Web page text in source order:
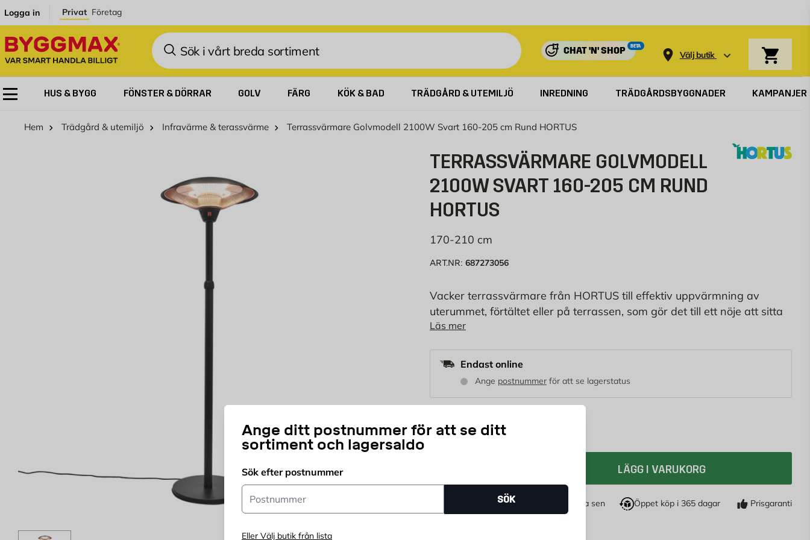
Logga in Privat Företag
Sök
CHAT 'N' SHOP
BETA
Välj butik
Ange ditt postnummer för att se ditt
sortiment och lagersaldo
Sök efter postnummer
Postnummer
SÖK
Eller Välj butik från lista
HUS & BYGG FÖNSTER & DÖRRAR GOLV FÄRG KÖK & BAD TRÄDGÅRD & UTEMILJÖ INREDNING TRÄDGÅRDSBYGGNADER KAMPANJER
Hem Trädgård & utemiljö Infravärme & terassvärme Terrassvärmare Golvmodell 2100W Svart 160-205 cm Rund HORTUS
TERRASSVÄRMARE GOLVMODELL
2100W SVART 160-205 CM RUND
HORTUS
170-210 cm
ART.NR: 687273056
Vacker terrassvärmare från HORTUS till effektiv uppvärmning av
uterummet, förtältet eller på terrassen, som gör det till ett nöje att sitta
ute länge på en sval sommarkväll. Modellen är lämplig till användning
förlängningssladd, så är terrassvärmaren redo att användas.
Läs mer
Endast online
Ange postnummerför att se lagerstatus
1 997 KR
Antal
LÄGG I VARUKORG
Snabb leverans Köp nu, betala sen Öppet köp i 365 dagar Prisgaranti